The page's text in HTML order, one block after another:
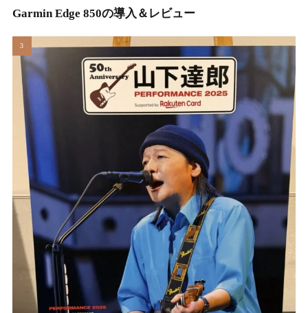
Garmin Edge 850の導入＆レビュー